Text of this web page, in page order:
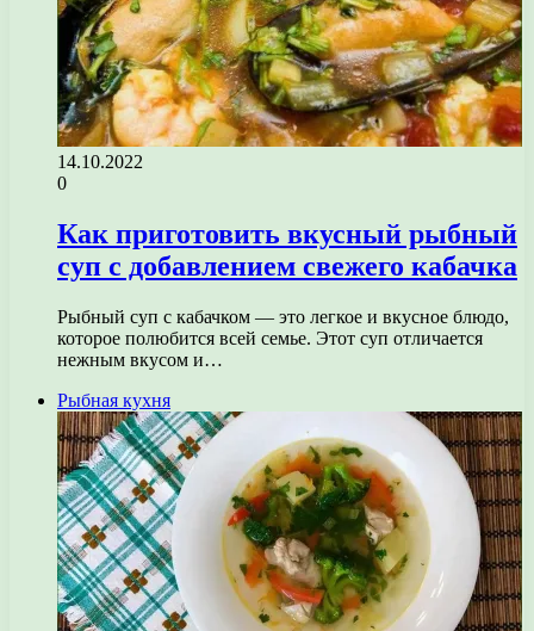
14.10.2022
0
Как приготовить вкусный рыбный
суп с добавлением свежего кабачка
Рыбный суп с кабачком — это легкое и вкусное блюдо,
которое полюбится всей семье. Этот суп отличается
нежным вкусом и…
Рыбная кухня